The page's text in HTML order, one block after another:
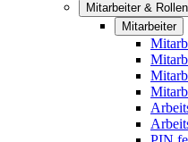
Mitarbeiter & Rollen
Mitarbeiter